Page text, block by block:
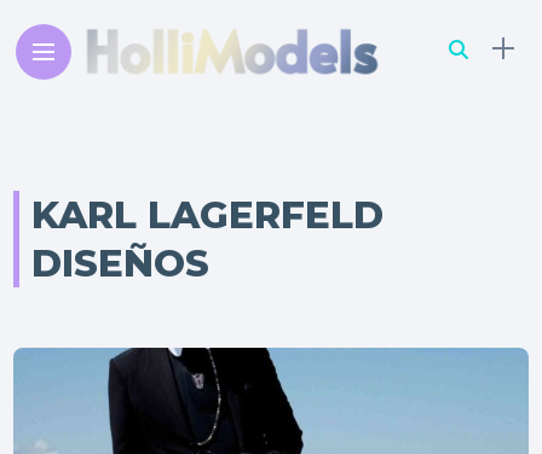
KARL LAGERFELD
DISEÑOS